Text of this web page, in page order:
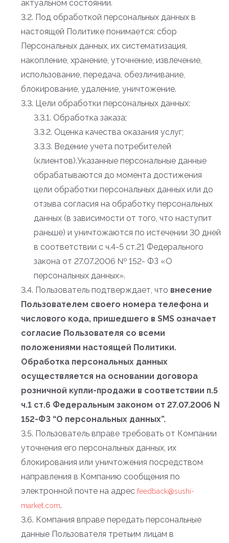
актуальном состоянии.
3.2. Под обработкой персональных данных в
настоящей Политике понимается: сбор
Персональных данных, их систематизация,
накопление, хранение, уточнение, извлечение,
использование, передача, обезличивание,
блокирование, удаление, уничтожение.
3.3. Цели обработки персональных данных:
3.3.1. Обработка заказа;
3.3.2. Оценка качества оказания услуг;
3.3.3. Ведение учета потребителей
(клиентов).Указанные персональные данные
обрабатываются до момента достижения
цели обработки персональных данных или до
отзыва согласия на обработку персональных
данных (в зависимости от того, что наступит
раньше) и уничтожаются по истечении 30 дней
в соответствии с ч.4-5 ст.21 Федерального
закона от 27.07.2006 № 152- ФЗ «О
персональных данных».
3.4. Пользователь подтверждает, что внесение
Пользователем своего номера телефона и
числового кода, пришедшего в SMS означает
согласие Пользователя со всеми
положениями настоящей Политики.
Обработка персональных данных
осуществляется на основании договора
розничной купли-продажи в соответствии п.5
ч.1 ст.6 Федеральным законом от 27.07.2006 N
152-ФЗ “О персональных данных”.
3.5. Пользователь вправе требовать от Компании
уточнения его персональных данных, их
блокирования или уничтожения посредством
направления в Компанию сообщения по
электронной почте на адрес feedback@sushi-
market.com.
3.6. Компания вправе передать персональные
данные Пользователя третьим лицам в